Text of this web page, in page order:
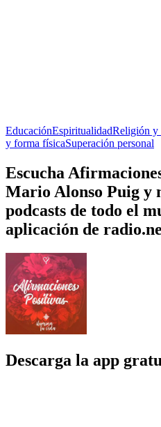
EducaciónEspiritualidadReligión y
y forma físicaSuperación personal
Escucha
Mario Alonso Puig y
podcasts de todo el
aplicación de
Descarga la app